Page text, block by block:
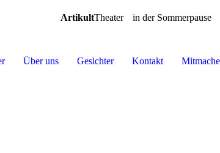
ArtikultTheater in der Sommerpause
Über uns Gesichter Kontakt